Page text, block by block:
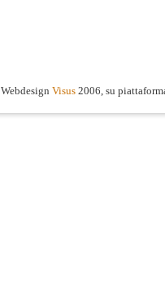
Webdesign Visus 2006, su